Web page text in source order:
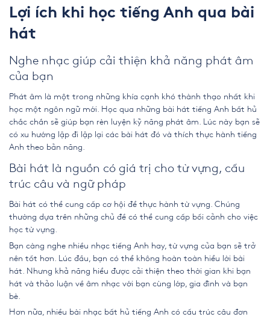
Lợi ích khi học tiếng Anh qua bài
hát
Nghe nhạc giúp cải thiện khả năng phát âm
của bạn
Phát âm là một trong những khía cạnh khó thành thạo nhất khi
học một ngôn ngữ mới. Học qua những bài hát tiếng Anh bất hủ
chắc chắn sẽ giúp bạn rèn luyện kỹ năng phát âm. Lúc này bạn sẽ
có xu hướng lặp đi lặp lại các bài hát đó và thích thực hành tiếng
Anh theo bản năng.
Bài hát là nguồn có giá trị cho từ vựng, cấu
trúc câu và ngữ pháp
Bài hát có thể cung cấp cơ hội để thực hành từ vựng. Chúng
thường dựa trên những chủ đề có thể cung cấp bối cảnh cho việc
học từ vựng.
Bạn càng nghe nhiều nhạc tiếng Anh hay, từ vựng của bạn sẽ trở
nên tốt hơn. Lúc đầu, bạn có thể không hoàn toàn hiểu lời bài
hát. Nhưng khả năng hiểu được cải thiện theo thời gian khi bạn
hát và thảo luận về âm nhạc với bạn cùng lớp, gia đình và bạn
bè.
Hơn nữa, nhiều bài nhạc bất hủ tiếng Anh có cấu trúc câu đơn